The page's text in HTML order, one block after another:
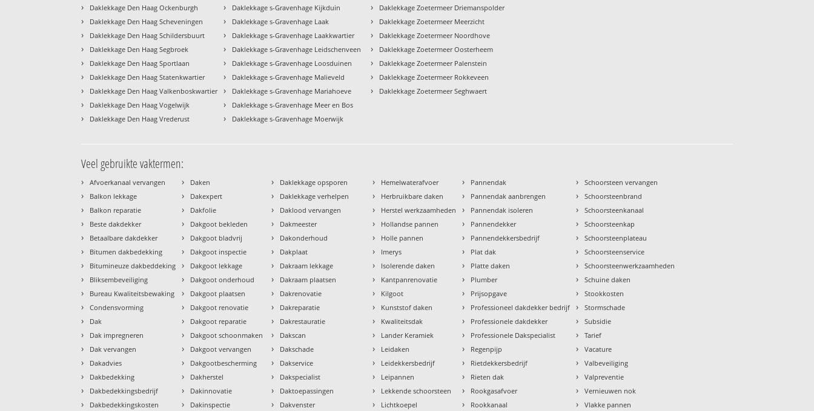
› Daklekkage Den Haag Ockenburgh
› Daklekkage Den Haag Scheveningen
› Daklekkage Den Haag Schildersbuurt
› Daklekkage Den Haag Segbroek
› Daklekkage Den Haag Sportlaan
› Daklekkage Den Haag Statenkwartier
› Daklekkage Den Haag Valkenboskwartier
› Daklekkage Den Haag Vogelwijk
› Daklekkage Den Haag Vrederust
› Daklekkage s-Gravenhage Kijkduin
› Daklekkage s-Gravenhage Laak
› Daklekkage s-Gravenhage Laakkwartier
› Daklekkage s-Gravenhage Leidschenveen
› Daklekkage s-Gravenhage Loosduinen
› Daklekkage s-Gravenhage Malieveld
› Daklekkage s-Gravenhage Mariahoeve
› Daklekkage s-Gravenhage Meer en Bos
› Daklekkage s-Gravenhage Moerwijk
› Daklekkage Zoetermeer Driemanspolder
› Daklekkage Zoetermeer Meerzicht
› Daklekkage Zoetermeer Noordhove
› Daklekkage Zoetermeer Oosterheem
› Daklekkage Zoetermeer Palenstein
› Daklekkage Zoetermeer Rokkeveen
› Daklekkage Zoetermeer Seghwaert
Veel gebruikte vaktermen:
› Afvoerkanaal vervangen
› Balkon lekkage
› Balkon reparatie
› Beste dakdekker
› Betaalbare dakdekker
› Bitumen dakbedekking
› Bitumineuze dakbeddeking
› Bliksembeveiliging
› Bureau Kwaliteitsbewaking
› Condensvorming
› Dak
› Dak impregneren
› Dak vervangen
› Dakadvies
› Dakbedekking
› Dakbedekkingsbedrijf
› Dakbedekkingskosten
› Daken
› Dakexpert
› Dakfolie
› Dakgoot bekleden
› Dakgoot bladvrij
› Dakgoot inspectie
› Dakgoot lekkage
› Dakgoot onderhoud
› Dakgoot plaatsen
› Dakgoot renovatie
› Dakgoot reparatie
› Dakgoot schoonmaken
› Dakgoot vervangen
› Dakgootbescherming
› Dakherstel
› Dakinnovatie
› Dakinspectie
› Daklekkage opsporen
› Daklekkage verhelpen
› Daklood vervangen
› Dakmeester
› Dakonderhoud
› Dakplaat
› Dakraam lekkage
› Dakraam plaatsen
› Dakrenovatie
› Dakreparatie
› Dakrestauratie
› Dakscan
› Dakschade
› Dakservice
› Dakspecialist
› Daktoepassingen
› Dakvenster
› Hemelwaterafvoer
› Herbruikbare daken
› Herstel werkzaamheden
› Hollandse pannen
› Holle pannen
› Imerys
› Isolerende daken
› Kantpanrenovatie
› Kilgoot
› Kunststof daken
› Kwaliteitsdak
› Lander Keramiek
› Leidaken
› Leidekkersbedrijf
› Leipannen
› Lekkende schoorsteen
› Lichtkoepel
› Pannendak
› Pannendak aanbrengen
› Pannendak isoleren
› Pannendekker
› Pannendekkersbedrijf
› Plat dak
› Platte daken
› Plumber
› Prijsopgave
› Professioneel dakdekker bedrijf
› Professionele dakdekker
› Professionele Dakspecialist
› Regenpijp
› Rietdekkersbedrijf
› Rieten dak
› Rookgasafvoer
› Rookkanaal
› Schoorsteen vervangen
› Schoorsteenbrand
› Schoorsteenkanaal
› Schoorsteenkap
› Schoorsteenplateau
› Schoorsteenservice
› Schoorsteenwerkzaamheden
› Schuine daken
› Stookkosten
› Stormschade
› Subsidie
› Tarief
› Vacature
› Valbeveiliging
› Valpreventie
› Vernieuwen nok
› Vlakke pannen